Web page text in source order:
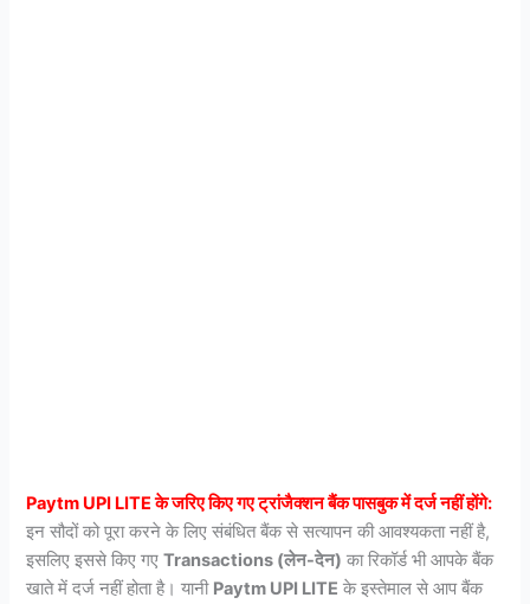
Paytm UPI LITE के जरिए किए गए ट्रांजैक्शन बैंक पासबुक में दर्ज नहीं होंगे:
इन सौदों को पूरा करने के लिए संबंधित बैंक से सत्यापन की आवश्यकता नहीं है,
इसलिए इससे किए गएTransactions (लेन-देन) का रिकॉर्ड भी आपके बैंक
खाते में दर्ज नहीं होता है। यानी Paytm UPI LITE के इस्तेमाल से आप बैंक